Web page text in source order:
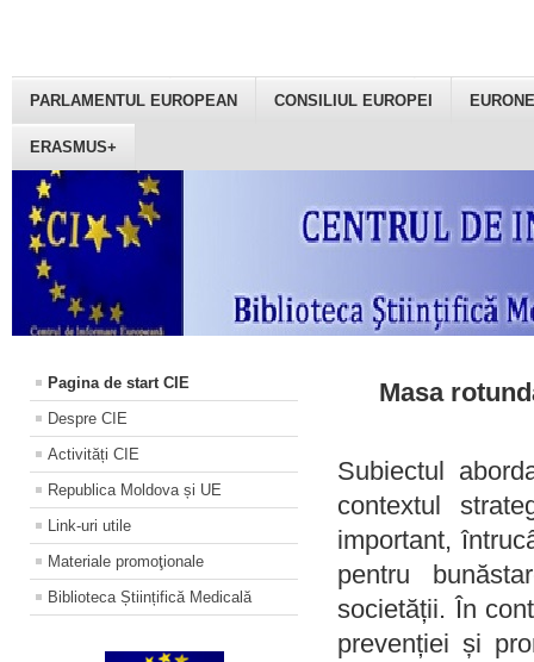
PARLAMENTUL EUROPEAN CONSILIUL EUROPEI
ERASMUS+
Pagina de start CIE
Despre CIE
Activități CIE
Republica Moldova și UE
Link-uri utile
Materiale promoţionale
Biblioteca Științifică Medicală
Masa
Subiectul
contextul
important,
pentru
societății. În
prevenției și